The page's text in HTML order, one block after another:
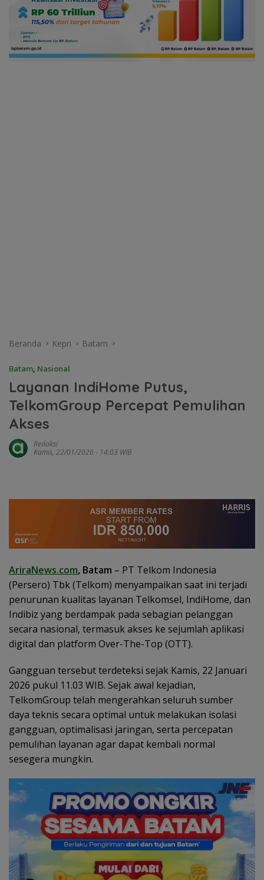
Beranda Kepri Batam
Batam, Nasional
Layanan IndiHome Putus,
TelkomGroup Percepat Pemulihan
Akses
Redaksi
Kamis, 22/01/2026 - 14:03 WIB
AriraNews.com, Batam – PT Telkom Indonesia
(Persero) Tbk (Telkom) menyampaikan saat ini terjadi
penurunan kualitas layanan Telkomsel, IndiHome, dan
Indibiz yang berdampak pada sebagian pelanggan
secara nasional, termasuk akses ke sejumlah aplikasi
digital dan platform Over-The-Top (OTT).
Gangguan tersebut terdeteksi sejak Kamis, 22 Januari
2026 pukul 11.03 WIB. Sejak awal kejadian,
TelkomGroup telah mengerahkan seluruh sumber
daya teknis secara optimal untuk melakukan isolasi
gangguan, optimalisasi jaringan, serta percepatan
pemulihan layanan agar dapat kembali normal
sesegera mungkin.